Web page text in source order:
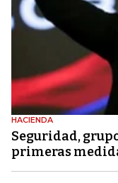
HACIENDA
Seguridad,
primeras